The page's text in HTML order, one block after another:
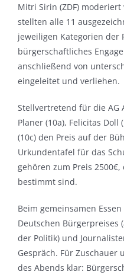
Mitri Sirin (ZDF)
stellten alle 11
jeweiligen Kategorien der
bürgerschaftliches
anschließend von
eingeleitet und verliehen.
Stellvertretend für die AG
Planer (10a), Felicitas
(10c) den Preis auf der
Urkundentafel für das
gehören zum Preis
bestimmt sind.
Beim gemeinsamen
Deutschen Bürgerpreises
der Politik) und
Gespräch. Für Zuschauer
des Abends klar: